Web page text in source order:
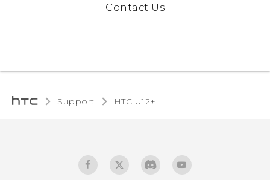
Contact Us
Support HTC U12+‎